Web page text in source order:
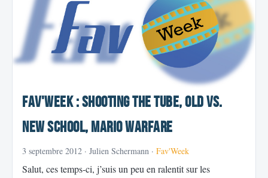
Fav'Week : Shooting The Tube, Old vs.
New School, MARIO WARFARE
3 septembre 2012 · Julien Schermann · Fav'Week
Salut, ces temps-ci, j’suis un peu en ralentit sur les